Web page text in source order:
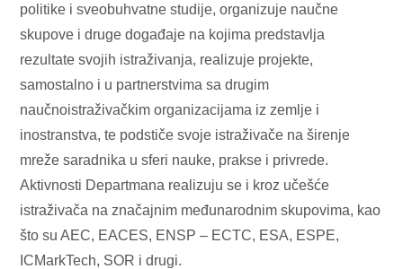
politike i sveobuhvatne studije, organizuje naučne
skupove i druge događaje na kojima predstavlja
rezultate svojih istraživanja, realizuje projekte,
samostalno i u partnerstvima sa drugim
naučnoistraživačkim organizacijama iz zemlje i
inostranstva, te podstiče svoje istraživače na širenje
mreže saradnika u sferi nauke, prakse i privrede.
Aktivnosti Departmana realizuju se i kroz učešće
istraživača na značajnim međunarodnim skupovima, kao
što su AEC, EACES, ENSP – ECTC, ESA, ESPE,
ICMarkTech, SOR i drugi.